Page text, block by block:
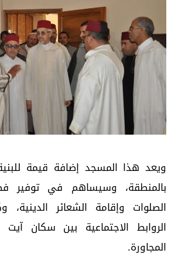
ويعد هذا المسجد إضافة قيمة للبنية
بالمنطقة، وسيساهم في توفير
الصلوات وإقامة الشعائر
الروابط الاجتماعية بين سكان
المجاورة.